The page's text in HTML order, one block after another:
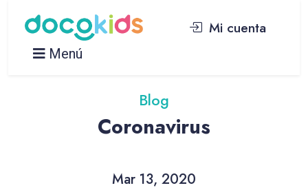
Mi cuenta
Menú
Blog
Coronavirus
Mar 13, 2020